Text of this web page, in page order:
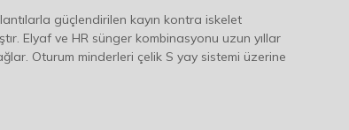
güçlendirilen kayın kontra iskelet
Elyaf ve HR sünger kombinasyonu uzun yıllar
Oturum minderleri çelik S yay sistemi üzerine